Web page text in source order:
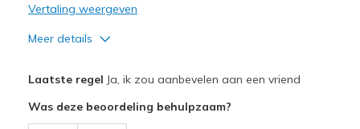
Vertaling weergeven
Meer details
Breathe Well
Laatste regel Ja, ik zou aanbevelen aan een vriend
Was deze beoordeling behulpzaam?